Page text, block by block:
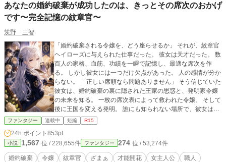
あなたの婚約破棄が成功したのは、きっとその席次のおかげ
です〜完全記憶の紋章官〜
茨野 三智
「婚約破棄される令嬢を、どう座らせるか」 それが、紋章官
ヘイローズに与えられた仕事だった。 彼女は天才だった。 数
百人の家格、血筋、功績を一瞬で記憶し、最適な席次を作
る。 しかし彼女には一つだけ欠点があった。 人の感情が分か
らない。 「正しい席順なら問題ありません」 そう信じていた
彼女は、婚約破棄の裏に隠された王家の思惑と、発明家令嬢
の未来を知る。 一枚の席次表によって救われた令嬢。 そして
後に王国を変える発明。 誰にも知られない場所で、彼女は未
来を書き換えていた。
ファンタジー 連載中 短編 R15
24h.ポイント 853pt
小説 1,567 位 / 228,655件 ファンタジー 274 位 / 53,274件
婚約破棄 令嬢 紋章官 ざまぁ 才能開花 女主人公
職人